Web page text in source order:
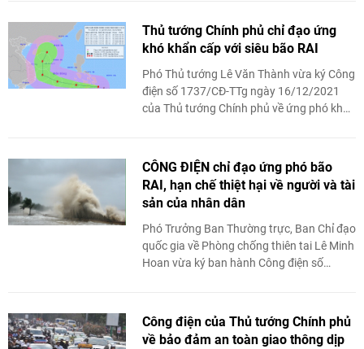
Thủ tướng Chính phủ chỉ đạo ứng
khó khẩn cấp với siêu bão RAI
Phó Thủ tướng Lê Văn Thành vừa ký Công
điện số 1737/CĐ-TTg ngày 16/12/2021
của Thủ tướng Chính phủ về ứng phó khẩn
CÔNG ĐIỆN chỉ đạo ứng phó bão
RAI, hạn chế thiệt hại về người và tài
sản của nhân dân
Phó Trưởng Ban Thường trực, Ban Chỉ đạo
quốc gia về Phòng chống thiên tai Lê Minh
Hoan vừa ký ban hành Công điện số
Công điện của Thủ tướng Chính phủ
về bảo đảm an toàn giao thông dịp